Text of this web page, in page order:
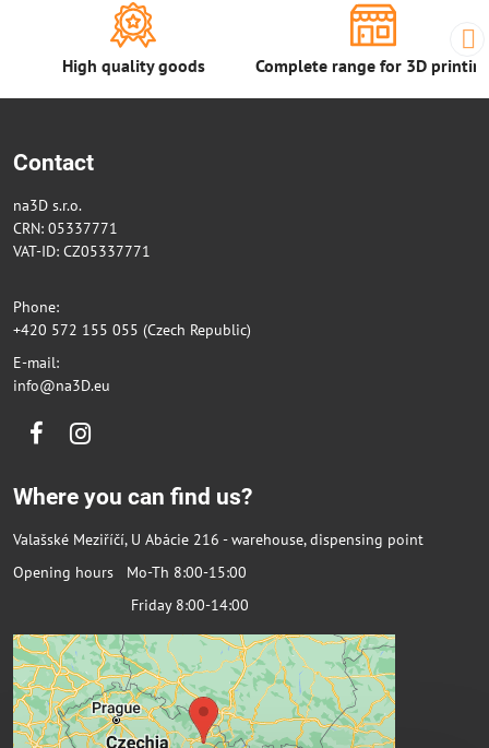
High quality goods Complete range for 3D
Contact
na3D s.r.o.
CRN: 05337771
VAT-ID: CZ05337771
Phone:
+420 572 155 055 (Czech Republic)
E-mail:
info@na3D.eu
FacebookInstagram
Where you can find us?
Valašské Meziříčí, U Abácie 216 - warehouse, dispensing point
Opening hours Mo-Th 8:00-15:00
Friday 8:00-14:00